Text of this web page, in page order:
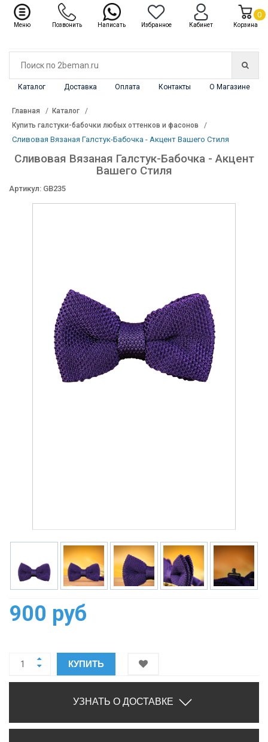
Каталог Доставка Оплата Контакты О Магазине
Каталог ✖
Главная
Каталог
Купить галстуки-бабочки любых оттенков и фасонов
Сливовая Вязаная Галстук-Бабочка - Акцент Вашего Стиля
Сливовая Вязаная Галстук-Бабочка - Акцент
Вашего Стиля
Артикул: GB235
900 руб
КУПИТЬ
УЗНАТЬ О ДОСТАВКЕ
Меню Позвонить Написать Избранное Кабинет Корзина
0